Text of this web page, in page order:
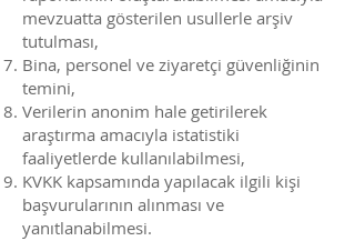
mevzuatta gösterilen usullerle arşiv
tutulması,
Bina, personel ve ziyaretçi güvenliğinin
temini,
Verilerin anonim hale getirilerek
araştırma amacıyla istatistiki
faaliyetlerde kullanılabilmesi,
KVKK kapsamında yapılacak ilgili kişi
başvurularının alınması ve
yanıtlanabilmesi.